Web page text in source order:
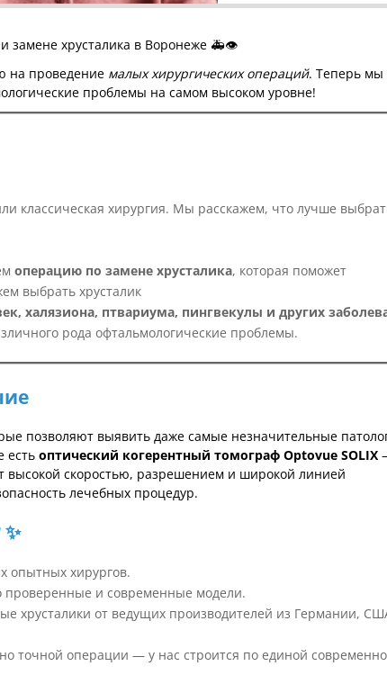
замене хрусталика в Воронеже 🚑👁️
на проведение малых хирургических операций. Теперь мы
проблемы на самом высоком уровне!
классическая хирургия. Мы расскажем, что лучше
операцию по замене хрусталика, которая поможет
выбрать хрусталик
халязиона, птвариума, пингвекулы и других
рода офтальмологические проблемы.
позволяют выявить даже самые незначительные
есть оптический когерентный томограф Optovue SOLIX
высокой скоростью, разрешением и широкой линией
лечебных процедур.
опытных хирургов.
и современные модели.
хрусталики от ведущих производителей из Германии,
точной операции — у нас строится по единой